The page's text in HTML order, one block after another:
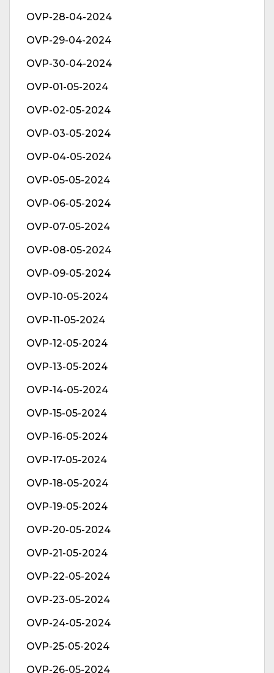
OVP-28-04-2024
OVP-29-04-2024
OVP-30-04-2024
OVP-01-05-2024
OVP-02-05-2024
OVP-03-05-2024
OVP-04-05-2024
OVP-05-05-2024
OVP-06-05-2024
OVP-07-05-2024
OVP-08-05-2024
OVP-09-05-2024
OVP-10-05-2024
OVP-11-05-2024
OVP-12-05-2024
OVP-13-05-2024
OVP-14-05-2024
OVP-15-05-2024
OVP-16-05-2024
OVP-17-05-2024
OVP-18-05-2024
OVP-19-05-2024
OVP-20-05-2024
OVP-21-05-2024
OVP-22-05-2024
OVP-23-05-2024
OVP-24-05-2024
OVP-25-05-2024
OVP-26-05-2024